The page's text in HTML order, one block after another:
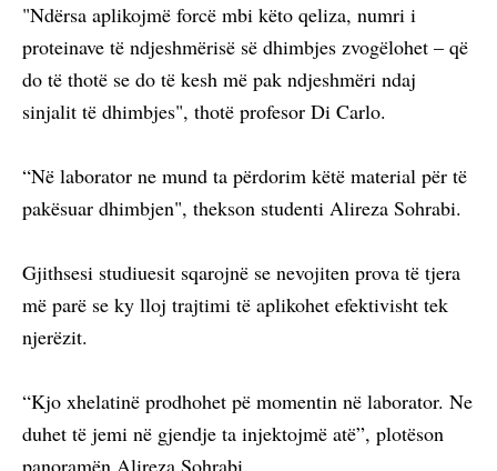
"Ndërsa aplikojmë forcë mbi këto qeliza, numri i
proteinave të ndjeshmërisë së dhimbjes zvogëlohet – që
do të thotë se do të kesh më pak ndjeshmëri ndaj
sinjalit të dhimbjes", thotë profesor Di Carlo.
“Në laborator ne mund ta përdorim këtë material për të
pakësuar dhimbjen", thekson studenti Alireza Sohrabi.
Gjithsesi studiuesit sqarojnë se nevojiten prova të tjera
më parë se ky lloj trajtimi të aplikohet efektivisht tek
njerëzit.
“Kjo xhelatinë prodhohet pë momentin në laborator. Ne
duhet të jemi në gjendje ta injektojmë atë”, plotëson
panoramën Alireza Sohrabi.